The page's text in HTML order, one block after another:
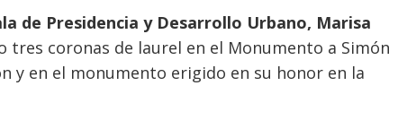
de Presidencia y Desarrollo Urbano, Marisa
tres coronas de laurel en el Monumento a Simón
y en el monumento erigido en su honor en la